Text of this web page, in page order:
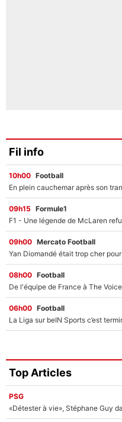
Fil info
10h00 Football
09h15 Formule1
09h00 Mercato Football
08h00 Football
06h00 Football
Top Articles
PSG
«Détester à vie», Stéphane Guy